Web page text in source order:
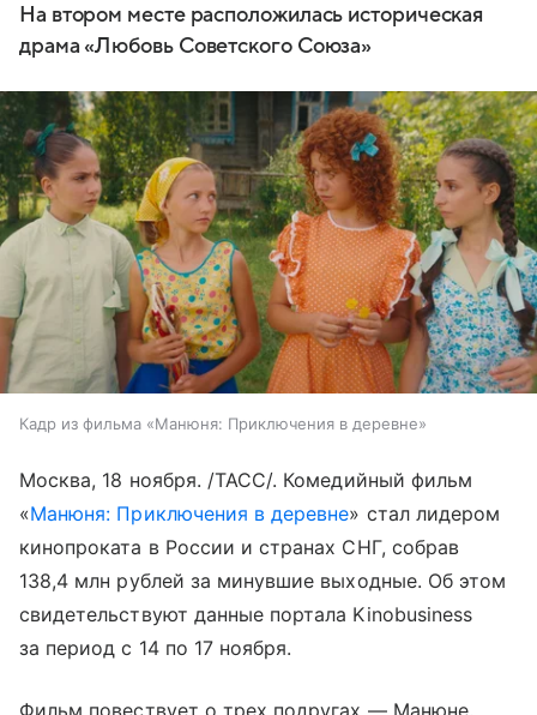
На втором месте расположилась историческая
драма «Любовь Советского Союза»
Кадр из фильма «Манюня: Приключения в деревне»
Москва, 18 ноября. /ТАСС/. Комедийный фильм
«Манюня: Приключения в деревне» стал лидером
кинопроката в России и странах СНГ, собрав
138,4 млн рублей за минувшие выходные. Об этом
свидетельствуют данные портала Kinobusiness
за период с 14 по 17 ноября.